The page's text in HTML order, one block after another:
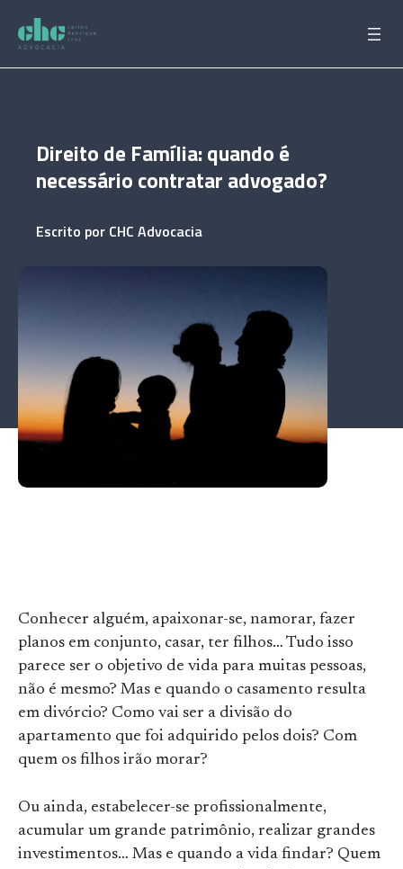
para
conteúdo
Direito de Família: quando é
necessário contratar advogado?
Escrito por CHC Advocacia
Conhecer alguém, apaixonar-se, namorar, fazer
planos em conjunto, casar, ter filhos… Tudo isso
parece ser o objetivo de vida para muitas pessoas,
não é mesmo? Mas e quando o casamento resulta
em divórcio? Como vai ser a divisão do
apartamento que foi adquirido pelos dois? Com
quem os filhos irão morar?
Ou ainda, estabelecer-se profissionalmente,
acumular um grande patrimônio, realizar grandes
investimentos… Mas e quando a vida findar? Quem